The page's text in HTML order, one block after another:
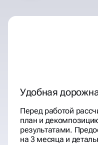
Удобная
Перед работой
план и
результатами.
на 3 месяца и